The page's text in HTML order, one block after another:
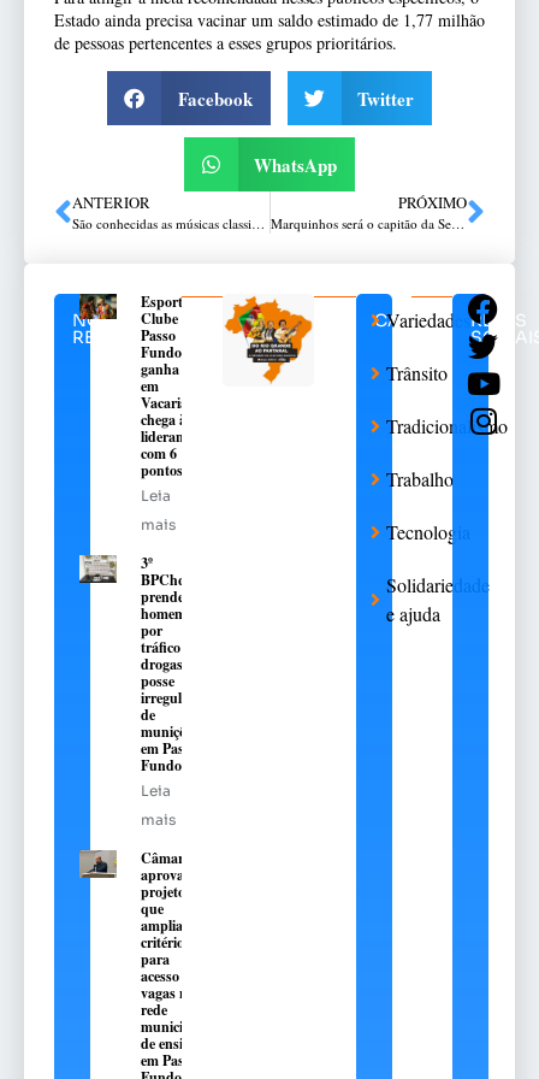
Estado ainda precisa vacinar um saldo estimado de 1,77 milhão
de pessoas pertencentes a esses grupos prioritários.
Facebook Twitter
WhatsApp
ANTERIOR
São conhecidas as músicas classificadas para a final do 39º Carijo da Canção Gaúcha
PRÓXIMO
Marquinhos será o capitão da Seleção Brasileira na Copa do Mundo0
NOTÍCIAS
RELACIONADAS
Esporte
Clube
Passo
Fundo
ganha
em
Vacaria e
chega à
liderança
com 6
pontos
Leia
mais
3º
BPChq
prende
homem
por
tráfico de
drogas e
posse
irregular
de
munições
em Passo
Fundo
Leia
mais
Câmara
aprova
projeto
que
amplia
critérios
para
acesso a
vagas na
rede
municipal
de ensino
em Passo
CATEGORIAS
Variedades
Trânsito
Tradicionalismo
Trabalho
Tecnologia
Solidariedade
e ajuda
REDES